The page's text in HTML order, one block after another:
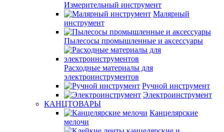
Измерительный инструмент
Малярный
инструмент
Пылесосы промышленные и аксессуары
Расходные материалы для
электроинструментов
Ручной инструмент
Электроинструмент
КАНЦТОВАРЫ
Канцелярские
мелочи